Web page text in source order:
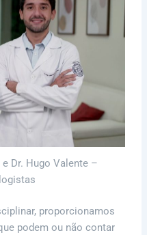
Dr. Hugo Valente –
proporcionamos
podem ou não contar